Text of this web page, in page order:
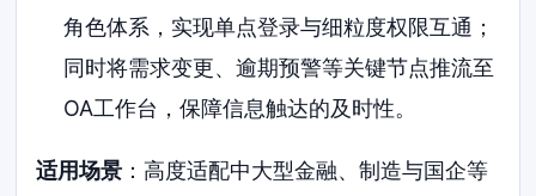
角色体系，实现单点登录与细粒度权限互通；
同时将需求变更、逾期预警等关键节点推流至
OA工作台，保障信息触达的及时性。
适用场景 ：高度适配中大型金融、制造与国企等